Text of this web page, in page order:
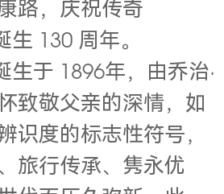
路，庆祝传奇
130 周年。
于 1896年，由乔治·
致敬父亲的深情，如
识度的标志性符号，
旅行传承、隽永优